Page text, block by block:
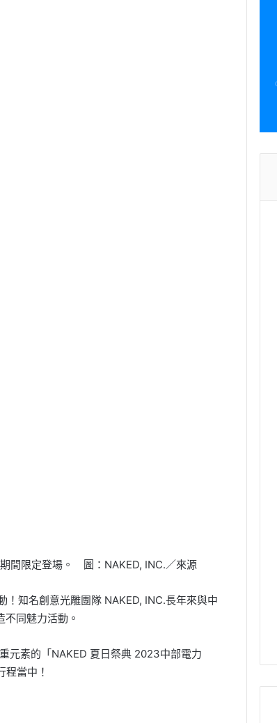
間限定登場。 圖：NAKED, INC.／來源
！知名創意光雕團隊 NAKED, INC.長年來與中
同魅力活動。
元素的「NAKED 夏日祭典 2023中部電力
當中！